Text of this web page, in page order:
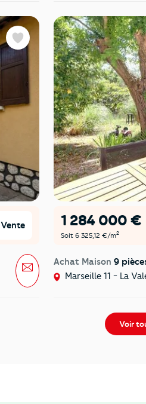
Vente
Favoris
Message
1 284 000 €
Soit 6 325,12 €/m2
Achat Maison 9
Marseille 11 - La
Voir